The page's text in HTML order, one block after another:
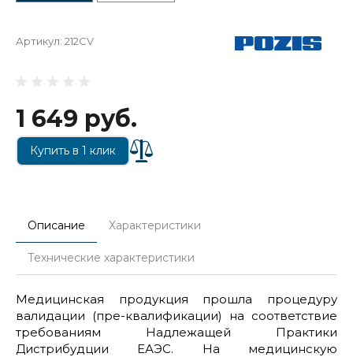
Артикул: 212CV
1 649 руб.
Купить в 1 клик
Описание Характеристики
Технические характеристики
Медицинская продукция прошла процедуру
валидации (пре-квалификации) на соответствие
требованиям Надлежащей Практики
Дистрибудции ЕАЭС. На медицинскую